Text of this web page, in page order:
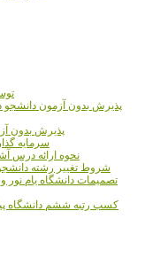
پذیرش بدون آزمون دانشجو
پذیرش بدون
سرمایه گذاری 980 میلیارد تومانی
نحوه ارائه درس
شروط تغییر رشته
تصمیمات دانشگاه یام نور
کسب رتبه ششم دانشگاه